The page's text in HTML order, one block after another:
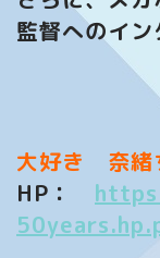
監督へのイン
大好き 奈緒
HP：